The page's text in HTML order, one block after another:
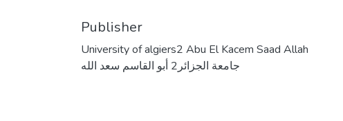
Publisher
University of algiers2 Abu El Kacem Saad Allah
جامعة الجزائر2 أبو القاسم سعد الله